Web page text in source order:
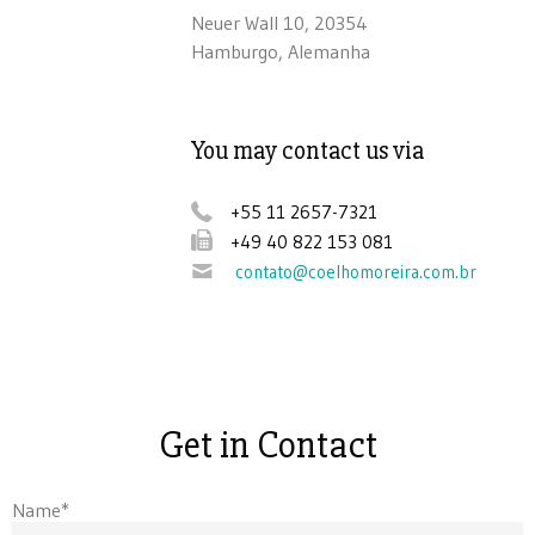
Neuer Wall 10, 20354
Hamburgo, Alemanha
You may contact us via
+55 11 2657-7321
+49 40 822 153 081
contato@coelhomoreira.com.br
Get in Contact
Name*